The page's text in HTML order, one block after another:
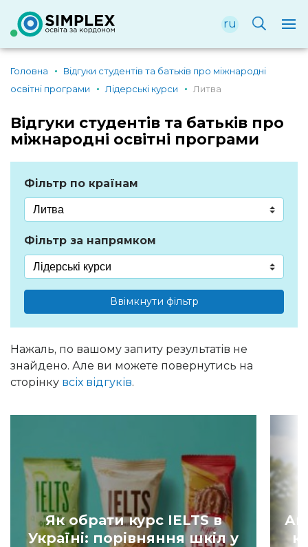
ru
Головна
Відгуки студентів та батьків про міжнародні
освітні програми
Лідерські курси Литва
Відгуки студентів та батьків про
міжнародні освітні програми
Фільтр по країнам
Фільтр за напрямком
Ввімкнути фільтр
Нажаль, по вашому запиту результатів не
знайдено. Але ви можете повернутись на
сторінку всіх відгуків.
Як обрати курс IELTS в
Україні: порівняння шкіл у